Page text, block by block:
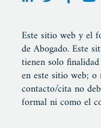
Este sitio web y el
de Abogado. Este
tienen solo
en este sitio web;
contacto/cita no
formal ni como el